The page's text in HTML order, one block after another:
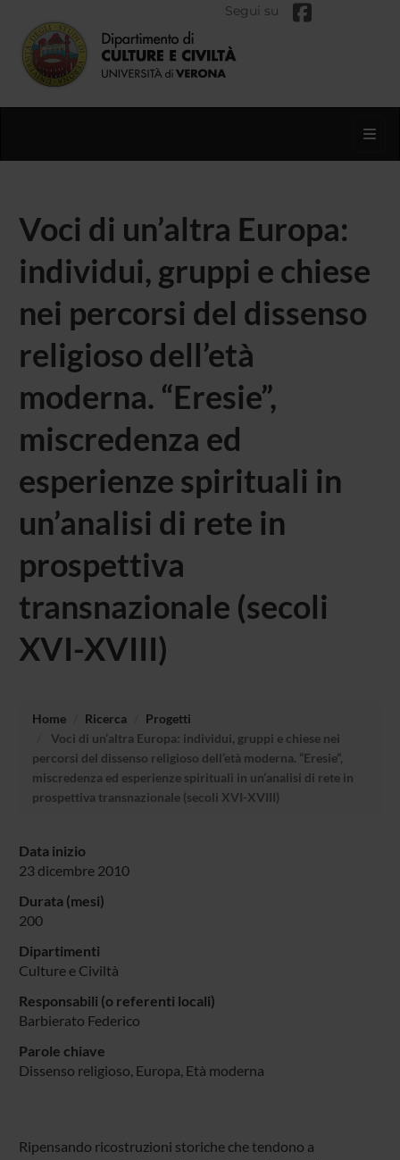
Segui su
Voci di un’altra Europa:
individui, gruppi e chiese
nei percorsi del dissenso
religioso dell’età
moderna. “Eresie”,
miscredenza ed
esperienze spirituali in
un’analisi di rete in
prospettiva
transnazionale (secoli
XVI-XVIII)
Home Ricerca
Progetti
Voci di un’altra Europa: individui, gruppi e chiese nei
percorsi del dissenso religioso dell’età moderna. “Eresie”,
miscredenza ed esperienze spirituali in un’analisi di rete in
prospettiva transnazionale (secoli XVI-XVIII)
Data inizio
23 dicembre 2010
Durata (mesi)
200
Dipartimenti
Culture e Civiltà
Responsabili (o referenti locali)
Barbierato Federico
Parole chiave
Dissenso religioso, Europa, Età moderna
Ripensando ricostruzioni storiche che tendono a